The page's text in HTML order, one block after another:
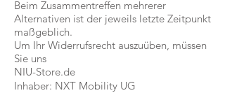
Beim Zusammentreffen mehrerer
Alternativen ist der jeweils letzte Zeitpunkt
maßgeblich.
Um Ihr Widerrufsrecht auszuüben, müssen
Sie uns
NIU-Store.de
Inhaber: NXT Mobility UG